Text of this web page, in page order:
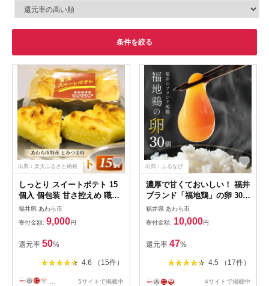
条件を絞る
出典：楽天ふるさと納税
しっとり スイートポテト 15
個入 個包装 甘さ控えめ 職人
手作り 無添加 無着色 国産 特
産 とみつ金時 富津金時 さつ
まいも トースター スイーツ
お菓子 洋菓子 ランキング 人
気商品 手土産 お土産 お取り
福井県 あわら市
寄付金額: 9,000円
還元率 50%
4.6 （15件）
5サイトで掲載中
出典：ふるなび
濃厚で甘くておいしい！ 福井
ブランド「福地鶏」の卵 30個
／ 卵 たまご 鶏卵 生卵 有精
卵 高級 高級卵 福地鶏 鶏 平
飼い 美味しい こだわり 卵か
けご飯 料理 あわら市 福井県
産 [aw036-a001]
福井県 あわら市
寄付金額: 10,000円
還元率 47%
4.5 （17件）
4サイトで掲載中